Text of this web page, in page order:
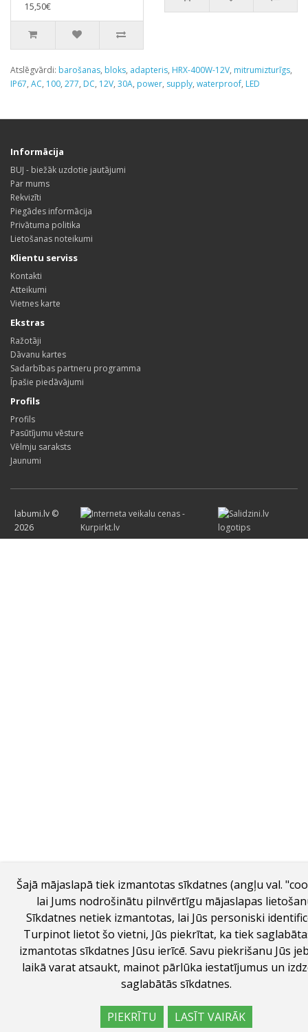
15,50€
Atslēgvārdi: barošanas, bloks, adapteris, HRX-400W-12V, mitrumizturīgs,
IP67, AC, 100, 277, DC, 12V, 30A, power, supply, waterproof, LED
Šajā mājaslapā tiek izmantotas sīkdatnes (angļu val.
lai Jums nodrošinātu pilnvērtīgu mājaslapas
Sīkdatnes netiek izmantotas, lai Jūs personiski
Turpinot lietot šo vietni, Jūs piekrītat, ka tiek
izmantotas sīkdatnes Jūsu ierīcē. Savu piekrišanu Jūs
laikā varat atsaukt, mainot pārlūka iestatījumus un
saglabātās sīkdatnes.
PIEKRĪTU LASĪT VAIRĀK
Informācija
BUJ - biežāk uzdotie jautājumi
Par mums
Rekvizīti
Piegādes informācija
Privātuma politika
Lietošanas noteikumi
Klientu serviss
Kontakti
Atteikumi
Vietnes karte
Ekstras
Ražotāji
Dāvanu kartes
Sadarbības partneru programma
Īpašie piedāvājumi
Profils
Profils
Pasūtījumu vēsture
Vēlmju saraksts
Jaunumi
labumi.lv ©
2026